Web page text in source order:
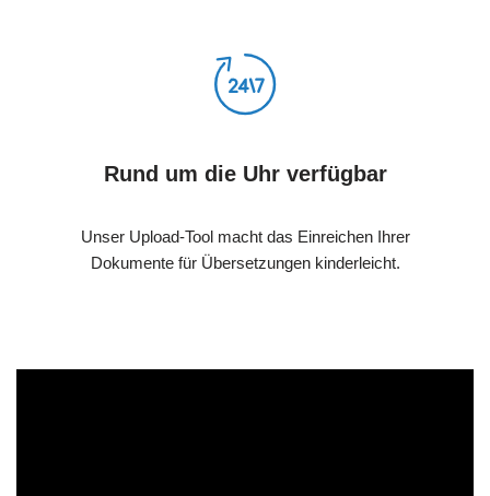
Rund um die Uhr verfügbar
Unser Upload-Tool macht das Einreichen Ihrer
Dokumente für Übersetzungen kinderleicht.